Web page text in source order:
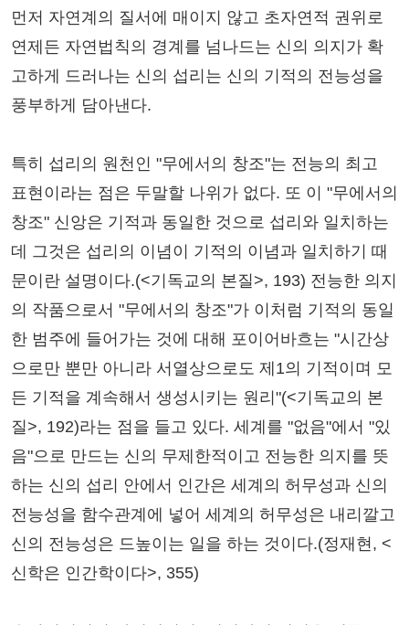
먼저 자연계의 질서에 매이지 않고 초자연적 권위로
연제든 자연법칙의 경계를 넘나드는 신의 의지가 확
고하게 드러나는 신의 섭리는 신의 기적의 전능성을
풍부하게 담아낸다.
특히 섭리의 원천인 "무에서의 창조"는 전능의 최고
표현이라는 점은 두말할 나위가 없다. 또 이 "무에서의
창조" 신앙은 기적과 동일한 것으로 섭리와 일치하는
데 그것은 섭리의 이념이 기적의 이념과 일치하기 때
문이란 설명이다.(<기독교의 본질>, 193) 전능한 의지
의 작품으로서 "무에서의 창조"가 이처럼 기적의 동일
한 범주에 들어가는 것에 대해 포이어바흐는 "시간상
으로만 뿐만 아니라 서열상으로도 제1의 기적이며 모
든 기적을 계속해서 생성시키는 원리"(<기독교의 본
질>, 192)라는 점을 들고 있다. 세계를 "없음"에서 "있
음"으로 만드는 신의 무제한적이고 전능한 의지를 뜻
하는 신의 섭리 안에서 인간은 세계의 허무성과 신의
전능성을 함수관계에 넣어 세계의 허무성은 내리깔고
신의 전능성은 드높이는 일을 하는 것이다.(정재현, <
신학은 인간학이다>, 355)